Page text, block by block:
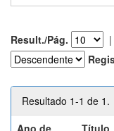
Result./Pág. |
Resultado 1-1 de 1.
Ano de
Título